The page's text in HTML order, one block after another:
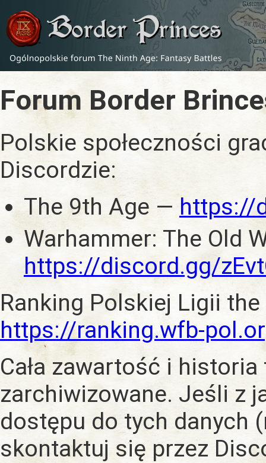
Forum Border
Polskie społeczności
Discordzie:
The 9th Age —https://
Warhammer: The Old
https://discord.gg/
Ranking Polskiej Ligii
https://ranking.wfb-
Cała zawartość i historia
zarchiwizowane. Jeśli z
dostępu do tych danych
skontaktuj się przez